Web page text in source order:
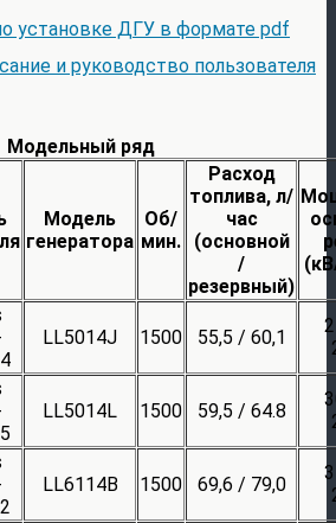
установке ДГУ в формате pdf
и руководство пользователя
Модельный ряд
Модель
генератора
Об/
мин.
Расход
топлива, л/
час
(основной
/
резервный)
LL5014J 1500 55,5 / 60,1
LL5014L 1500 59,5 / 64.8
LL6114B 1500 69,6 / 79,0